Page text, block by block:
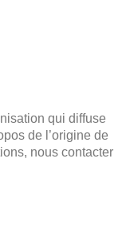
qui diffuse
de l’origine de
nous contacter